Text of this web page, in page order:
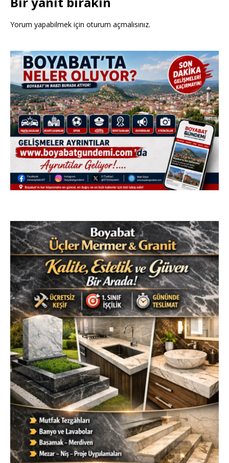
Yorum yapabilmek için oturum açmalısınız.